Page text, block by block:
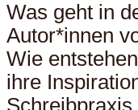
Was geht in
Autor*innen
Wie
ihre